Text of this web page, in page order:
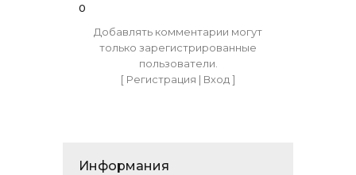
0
Добавлять комментарии могут
только зарегистрированные
пользователи.
[ Регистрация | Вход]
Информания